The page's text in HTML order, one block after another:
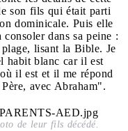
son fils qui était parti
dominicale. Puis elle
dans sa peine :
lisant la Bible. Je
habit blanc car il est
il est et il me répond
avec Abraham".
de leur fils décédé.